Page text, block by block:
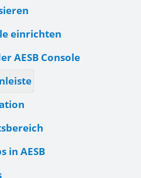
einrichten
AESB Console
in AESB